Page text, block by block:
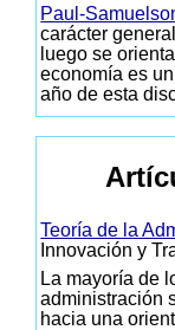
Paul-
carácter
luego se
economía es
año de esta
Teoría de la
Innovación y
La mayoría de
administración
hacia una